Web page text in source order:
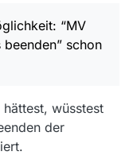
“MV
schon
wüsstest
der